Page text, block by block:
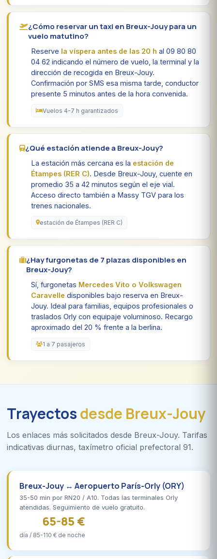
¿Cómo reservar un taxi en Breux-Jouy para un
vuelo matutino?
Reserve la víspera antes de las 20 h al 09 80 80
04 62 indicando el número de vuelo, la terminal y la
dirección de recogida en Breux-Jouy.
Confirmación por SMS esa misma tarde, conductor
presente 5 minutos antes de la hora convenida.
Vuelos 4-7 h garantizados
¿Qué estación atiende a Breux-Jouy?
La estación más cercana es la estación de
Étampes (RER C). Desde Breux-Jouy, cuente en
promedio 35 a 42 minutos según el eje vial.
Acceso directo también a Massy TGV para los
trenes nacionales.
estación de Étampes (RER C)
¿Hay furgonetas de 7 plazas disponibles en
Breux-Jouy?
Sí, furgonetas Mercedes Vito o Volkswagen
Caravelle disponibles bajo reserva en Breux-
Jouy. Ideal para familias, equipos profesionales o
traslados Orly con equipaje voluminoso. Recargo
aproximado del 20 % frente a la berlina.
1 a 7 pasajeros
Trayectosdesde Breux-Jouy
Los enlaces más solicitados desde Breux-Jouy. Tarifas
indicativas diurnas, taxímetro oficial prefectoral 91.
Breux-Jouy ↔ Aeropuerto París-Orly (ORY)
35-50 min por RN20 / A10. Todas las terminales Orly
atendidas. Seguimiento de vuelo gratuito.
65-85 €
día / 85-110 € de noche